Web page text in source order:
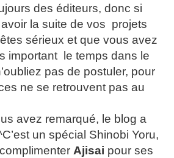
des éditeurs, donc si
la suite de vos projets
sérieux et que vous avez
important le temps dans le
pas de postuler, pour
ne se retrouvent pas au
avez remarqué, le blog a
un spécial Shinobi Yoru,
Ajisai pour ses